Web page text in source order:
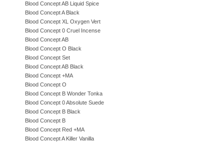
Blood Concept AB Liquid Spice
Blood Concept A Black
Blood Concept XL Oxygen Vert
Blood Concept 0 Cruel Incense
Blood Concept AB
Blood Concept O Black
Blood Concept Set
Blood Concept AB Black
Blood Concept +MA
Blood Concept O
Blood Concept B Wonder Tonka
Blood Concept 0 Absolute Suede
Blood Concept B Black
Blood Concept B
Blood Concept Red +MA
Blood Concept A Killer Vanilla